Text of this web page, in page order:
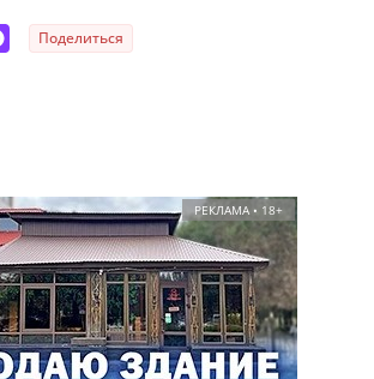
Поделиться
РЕКЛАМА • 18+